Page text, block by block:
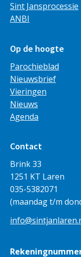
Sint Jansprocessie
ANBI
Op de hoogte
Parochieblad
Nieuwsbrief
Vieringen
Nieuws
Agenda
Contact
Brink 33
1251 KT Laren
035-5382071
(maandag t/m